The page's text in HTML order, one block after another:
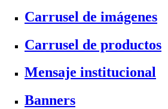
Carrusel de imágenes
Carrusel de productos
Mensaje institucional
Banners